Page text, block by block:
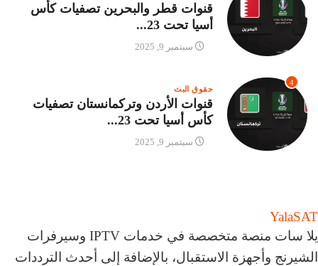
قنوات قطر والبحرين تصفيات كأس
أسيا تحت 23...
سبتمبر 9, 2025
4
حقوق البث
قنوات الأردن وتركمانستان تصفيات
كأس أسيا تحت 23...
سبتمبر 9, 2025
YalaSAT
يلا سات منصة متخصصة في خدمات IPTV وسيرفرات
الشيرنج وأجهزة الاستقبال، بالإضافة إلى أحدث الترددات